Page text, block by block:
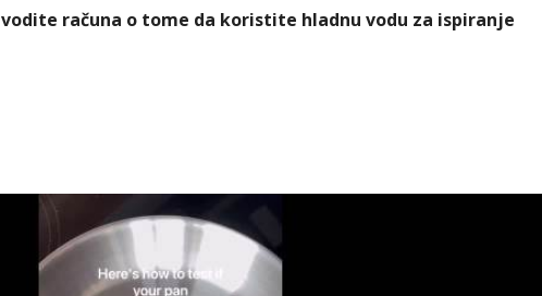
vodite računa o tome da koristite hladnu vodu za ispiranje